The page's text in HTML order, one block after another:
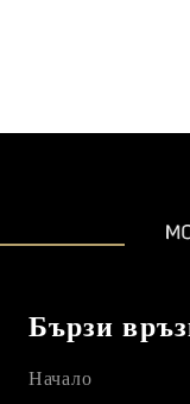
Бързи
Начало